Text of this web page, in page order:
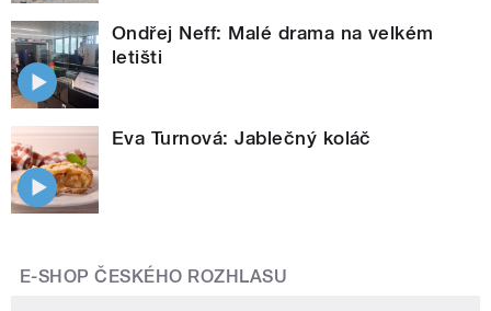
Ondřej Neff: Malé drama na velkém
letišti
Eva Turnová: Jablečný koláč
E-SHOP ČESKÉHO ROZHLASU